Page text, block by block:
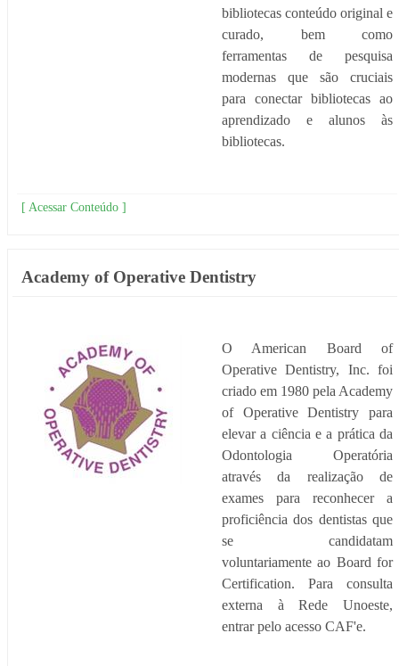
bibliotecas conteúdo original e
curado, bem como
ferramentas de pesquisa
modernas que são cruciais
para conectar bibliotecas ao
aprendizado e alunos às
bibliotecas.
[ Acessar Conteúdo ]
Academy of Operative Dentistry
O American Board of
Operative Dentistry, Inc. foi
criado em 1980 pela Academy
of Operative Dentistry para
elevar a ciência e a prática da
Odontologia Operatória
através da realização de
exames para reconhecer a
proficiência dos dentistas que
se candidatam
voluntariamente ao Board for
Certification. Para consulta
externa à Rede Unoeste,
entrar pelo acesso CAF'e.